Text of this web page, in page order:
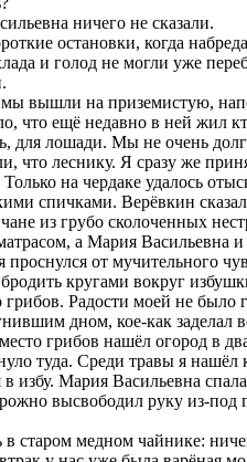
ничего не сказали.
остановки, когда
и голод не могли уже
вышли на приземистую,
что ещё недавно в ней жил
для лошади. Мы не очень
что леснику. Я сразу же
на чердаке удалось
спичками. Верёвкин
из грубо сколоченных
а Мария Васильевна и
проснулся от мучительного
кругами вокруг
грибов. Радости моей не было
дном, кое-как заделал
грибов нашёл огород в
туда. Среди травы я
избу. Мария Васильевна
высвободил руку из-
старом медном чайнике: